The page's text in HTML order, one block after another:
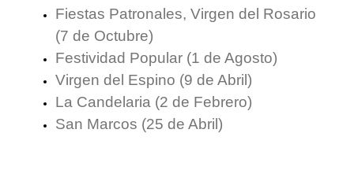
Fiestas Patronales, Virgen del Rosario
(7 de Octubre)
Festividad Popular (1 de Agosto)
Virgen del Espino (9 de Abril)
La Candelaria (2 de Febrero)
San Marcos (25 de Abril)